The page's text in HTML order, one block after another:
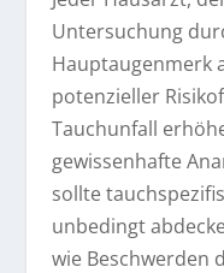
Untersuchung
Hauptaugenmerk
potenzieller
Tauchunfall
gewissenhafte
sollte
unbedingt
wie Beschwerden